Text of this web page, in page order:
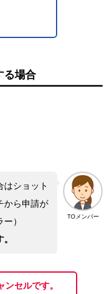
る場合
TOメンバー
はショット
から申請が
）
セルです。